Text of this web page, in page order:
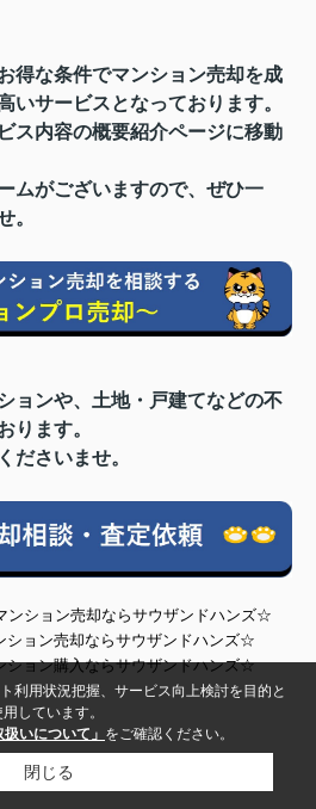
得な条件でマンション売却を成
いサービスとなっております。
ス内容の概要紹介ページに移動
ムがございますので、ぜひ一
。
ョンや、土地・戸建てなどの不
ります。
ださいませ。
ンション売却ならサウザンドハンズ☆
ョン売却ならサウザンドハンズ☆
ョン購入ならサウザンドハンズ☆
利用状況把握、サービス向上検討を目的と
しています。
扱いについて」 をご確認ください。
閉じる